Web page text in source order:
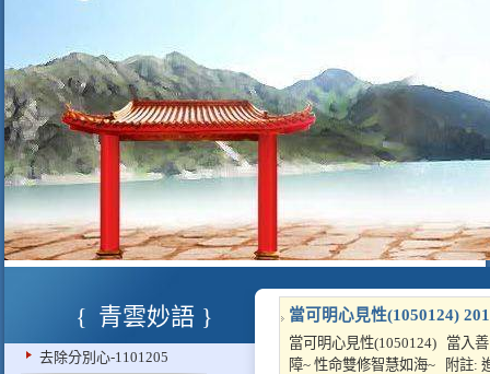
青雲妙語
去除分別心-1101205
當可明心見性(1050124)
當可明心見性(1050124) 當入
障~ 性命雙修智慧如海~ 附註: